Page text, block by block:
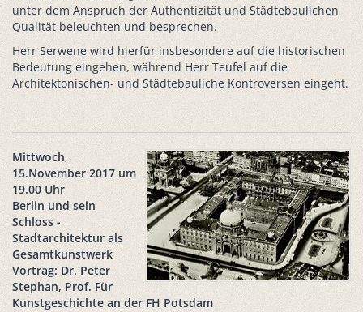
unter dem Anspruch der Authentizität und Städtebaulichen
Qualität beleuchten und besprechen.
Herr Serwene wird hierfür insbesondere auf die historischen
Bedeutung eingehen, während Herr Teufel auf die
Architektonischen- und Städtebauliche Kontroversen eingeht.
Mittwoch,
15.November 2017 um
19.00 Uhr
Berlin und sein
Schloss -
Stadtarchitektur als
Gesamtkunstwerk
Vortrag: Dr. Peter
Stephan, Prof. Für
Kunstgeschichte an der FH Potsdam